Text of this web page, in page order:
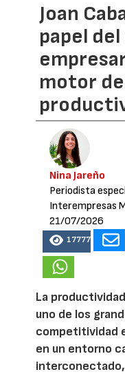
Joan
papel
motor
Nina Jareño
Periodista
Interempresas
21/07/2026
17777
La
uno de los
competitividad
en un entorno
interconectado,